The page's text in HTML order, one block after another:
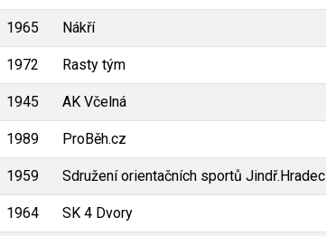
1965 Nákří
1972 Rasty tým
1945 AK Včelná
1989 ProBěh.cz
1959 Sdružení orientačních sportů Jindř.Hradec
1964 SK 4 Dvory